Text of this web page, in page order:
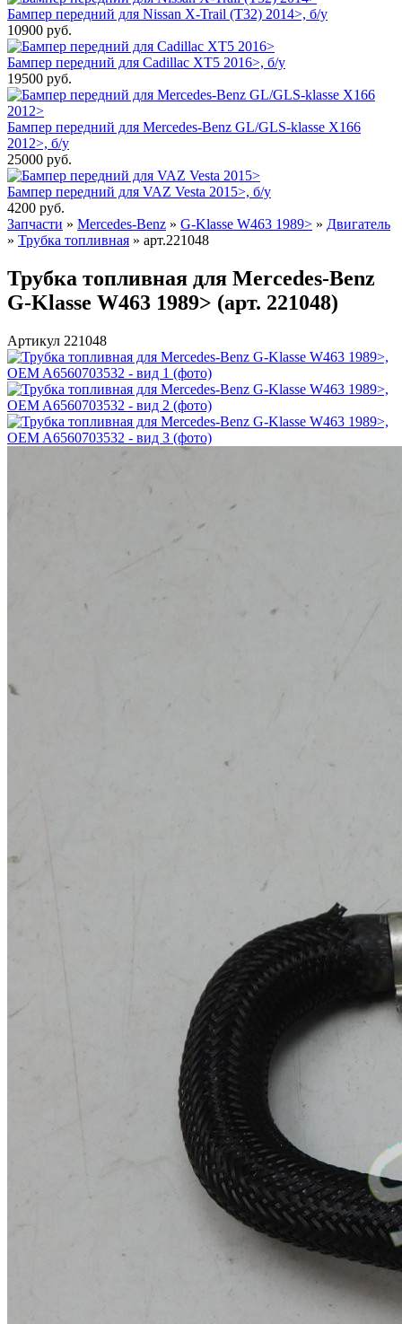
Бампер передний для Nissan X-Trail (T32) 2014>, б/у
10900 руб.
Бампер передний для Cadillac XT5 2016>, б/у
19500 руб.
Бампер передний для Mercedes-Benz GL/GLS-klasse X166
2012>, б/у
25000 руб.
Бампер передний для VAZ Vesta 2015>, б/у
4200 руб.
Запчасти » Mercedes-Benz » G-Klasse W463 1989> » Двигатель
» Трубка топливная » арт.221048
Трубка топливная для Mercedes-Benz
G-Klasse W463 1989> (арт. 221048)
Артикул 221048